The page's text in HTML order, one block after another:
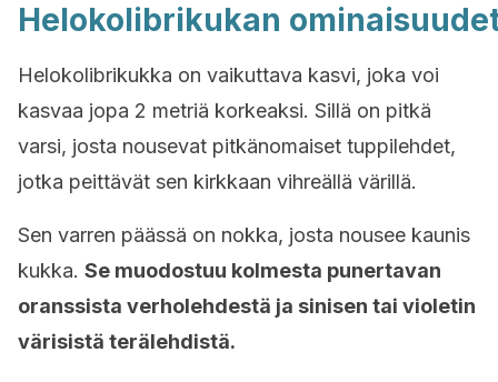
Helokolibrikukan
Helokolibrikukka on vaikuttava kasvi, joka voi
kasvaa jopa 2 metriä korkeaksi. Sillä on pitkä
varsi, josta nousevat pitkänomaiset tuppilehdet,
jotka peittävät sen kirkkaan vihreällä värillä.
Sen varren päässä on nokka, josta nousee kaunis
kukka. Se muodostuu kolmesta punertavan
oranssista verholehdestä ja sinisen tai violetin
värisistä terälehdistä.